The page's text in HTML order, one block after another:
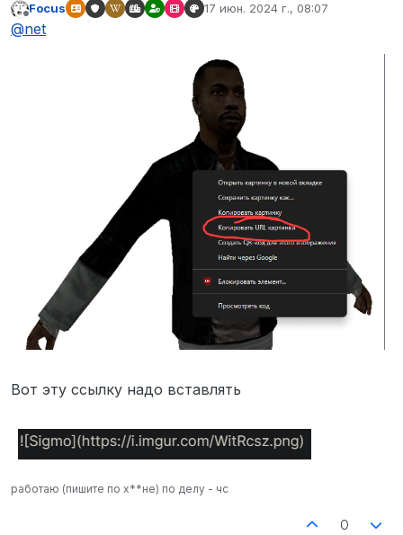
Не в сети
Focus 17 июн. 2024 г., 08:07
отредактировано
@net
Вот эту ссылку надо вставлять
работаю (пишите по х**не) по делу - чс
0